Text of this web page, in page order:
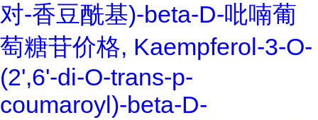
对-香豆酰基)-beta-D-吡喃葡
萄糖苷价格, Kaempferol-3-O-
(2',6'-di-O-trans-p-
coumaroyl)-beta-D-